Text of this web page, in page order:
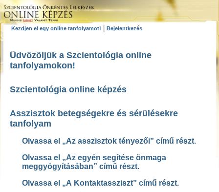
Kezdjen el egy online tanfolyamot! Bejelentkezés
Üdvözöljük a Szcientológia online
tanfolyamokon!
Szcientológia online képzés
Asszisztok betegségekre és sérülésekre
tanfolyam
Olvassa el „Az asszisztok tényezői” című részt.
Olvassa el „Az egyén segítése önmaga
meggyógyításában” című részt.
Olvassa el „A Kontaktassziszt” című részt.